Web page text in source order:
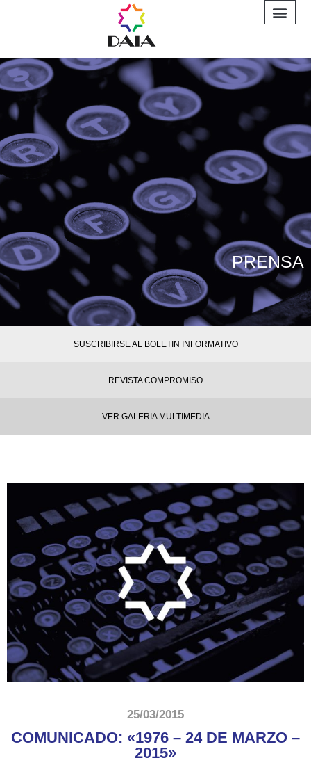
PRENSA
SUSCRIBIRSE AL BOLETIN INFORMATIVO
REVISTA COMPROMISO
VER GALERIA MULTIMEDIA
25/03/2015
COMUNICADO: «1976 – 24 DE MARZO –
2015»